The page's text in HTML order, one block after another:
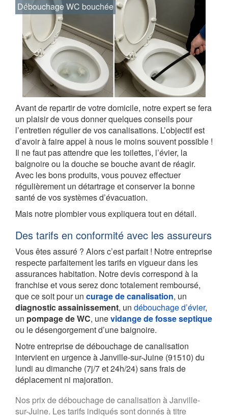
Débouchage WC bouchée
Avant de repartir de votre domicile, notre expert se fera
un plaisir de vous donner quelques conseils pour
l’entretien régulier de vos canalisations. L’objectif est
d’avoir à faire appel à nous le moins souvent possible !
Il ne faut pas attendre que les toilettes, l’évier, la
baignoire ou la douche se bouche avant de réagir.
Avec les bons produits, vous pouvez effectuer
régulièrement un détartrage et conserver la bonne
santé de vos systèmes d’évacuation.
Mais notre plombier vous expliquera tout en détail.
Des tarifs en conformité avec les assureurs
Vous êtes assuré ? Alors c’est parfait ! Notre entreprise
respecte parfaitement les tarifs en vigueur dans les
assurances habitation. Notre devis correspond à la
franchise et vous serez donc totalement remboursé,
que ce soit pour un curage de canalisation, un
diagnostic assainissement, un débouchage d’évier,
un pompage de WC, unevidange de fosse septique
ou le désengorgement d’une baignoire.
Notre entreprise de débouchage de canalisation
intervient en urgence à Janville-sur-Juine (91510) du
lundi au dimanche (7j/7 et 24h/24) sans frais de
déplacement ni majoration.
Nos prix de débouchage de canalisation à Janville-
sur-Juine. Les tarifs indiqués sont donnés à titre